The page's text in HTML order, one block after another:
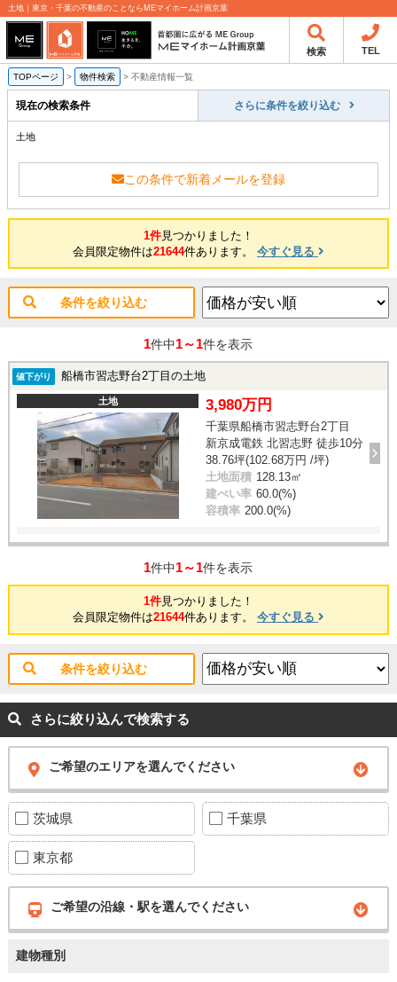
土地｜東京・千葉の不動産のことならMEマイホーム計画京葉
検索 TEL
TOPページ > 物件検索 > 不動産情報一覧
現在の検索条件 さらに条件を絞り込む
土地
この条件で新着メールを登録
1件見つかりました！
会員限定物件は21644件あります。 今すぐ見る
条件を絞り込む
1件中1～1件を表示
値下がり 船橋市習志野台2丁目の土地
土地 3,980万円
千葉県船橋市習志野台2丁目
新京成電鉄 北習志野 徒歩10分
38.76坪(102.68万円 /坪)
土地面積 128.13㎡
建ぺい率 60.0(%)
容積率 200.0(%)
1件中1～1件を表示
1件見つかりました！
会員限定物件は21644件あります。 今すぐ見る
条件を絞り込む
さらに絞り込んで検索する
ご希望のエリアを選んでください
茨城県 千葉県
東京都
ご希望の沿線・駅を選んでください
建物種別